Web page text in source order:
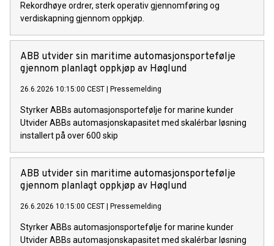
Rekordhøye ordrer, sterk operativ gjennomføring og
verdiskapning gjennom oppkjøp.
ABB utvider sin maritime automasjonsportefølje
gjennom planlagt oppkjøp av Høglund
26.6.2026 10:15:00 CEST Pressemelding
Styrker ABBs automasjonsportefølje for marine kunder
Utvider ABBs automasjonskapasitet med skalérbar løsning
installert på over 600 skip
ABB utvider sin maritime automasjonsportefølje
gjennom planlagt oppkjøp av Høglund
26.6.2026 10:15:00 CEST Pressemelding
Styrker ABBs automasjonsportefølje for marine kunder
Utvider ABBs automasjonskapasitet med skalérbar løsning